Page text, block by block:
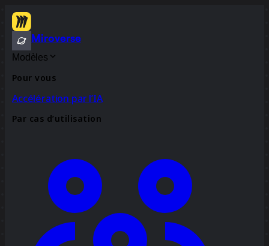
Miroverse
Modèles
Pour vous
Accélération par l’IA
Par cas d’utilisation